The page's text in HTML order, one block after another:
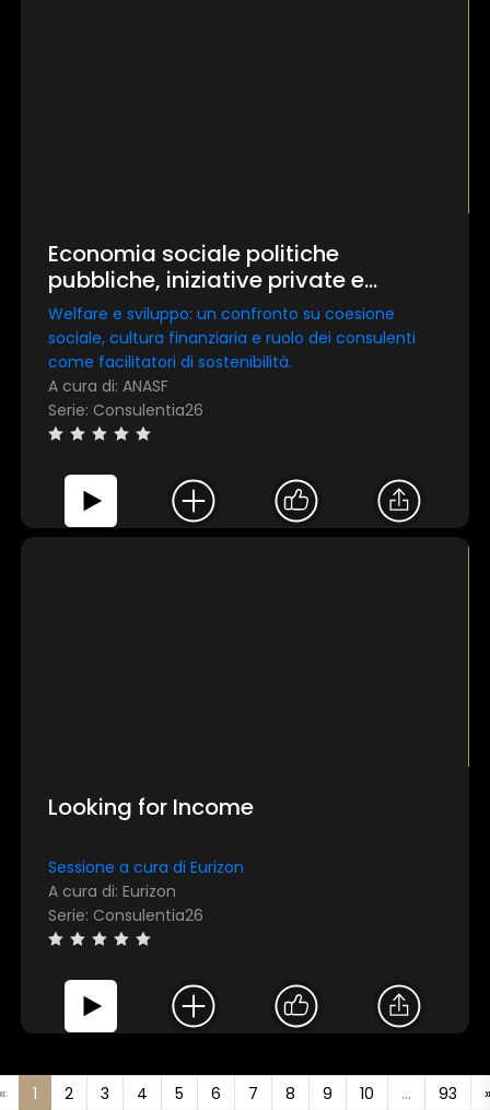
Economia sociale politiche
pubbliche, iniziative private e
professioni per un ecosistema più
inclusivo
Welfare e sviluppo: un confronto su coesione
sociale, cultura finanziaria e ruolo dei consulenti
come facilitatori di sostenibilità.
A cura di: ANASF
Serie: Consulentia26
Looking for Income
Sessione a cura di Eurizon
A cura di: Eurizon
Serie: Consulentia26
« 1 2 3 4 5 6 7 8 9 10 ... 93 »